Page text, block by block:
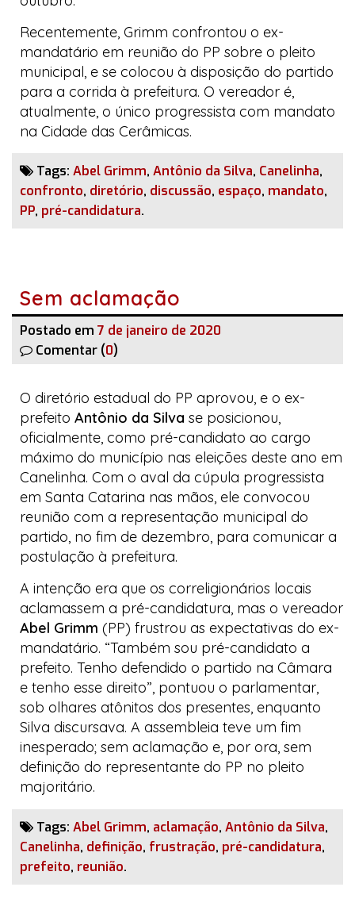
Recentemente, Grimm confrontou o ex-
mandatário em reunião do PP sobre o pleito
municipal, e se colocou à disposição do partido
para a corrida à prefeitura. O vereador é,
atualmente, o único progressista com mandato
na Cidade das Cerâmicas.
Tags: Abel Grimm, Antônio da Silva, Canelinha,
confronto, diretório, discussão, espaço, mandato,
PP, pré-candidatura.
Sem aclamação
Postado em 7 de janeiro de 2020
Comentar (0)
O diretório estadual do PP aprovou, e o ex-
prefeito Antônio da Silva se posicionou,
oficialmente, como pré-candidato ao cargo
máximo do município nas eleições deste ano em
Canelinha. Com o aval da cúpula progressista
em Santa Catarina nas mãos, ele convocou
reunião com a representação municipal do
partido, no fim de dezembro, para comunicar a
postulação à prefeitura.
A intenção era que os correligionários locais
aclamassem a pré-candidatura, mas o vereador
Abel Grimm (PP) frustrou as expectativas do ex-
mandatário. “Também sou pré-candidato a
prefeito. Tenho defendido o partido na Câmara
e tenho esse direito”, pontuou o parlamentar,
sob olhares atônitos dos presentes, enquanto
Silva discursava. A assembleia teve um fim
inesperado; sem aclamação e, por ora, sem
definição do representante do PP no pleito
majoritário.
Tags: Abel Grimm, aclamação, Antônio da Silva,
Canelinha, definição, frustração, pré-candidatura,
prefeito, reunião.